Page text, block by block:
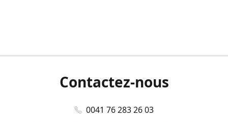
Contactez-nous
0041 76 283 26 03